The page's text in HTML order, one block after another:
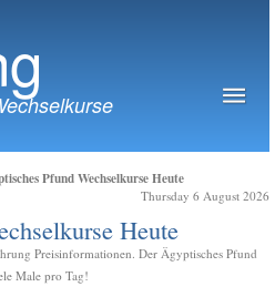
Pfund Wechselkurse Heute
Thursday 6 August 2026
Heute
Preisinformationen. Der Ägyptisches Pfund
Male pro Tag!